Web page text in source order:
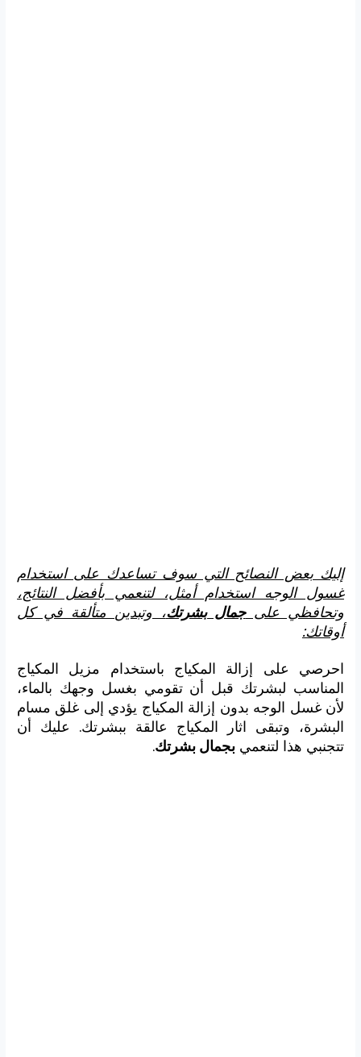
إليك بعض النصائح التي سوف تساعدك على استخدام
غسول الوجه استخدام أمثل، لتنعمي بأفضل النتائج،
وتحافظي علىجمال بشرتك، وتبدين متألقة في كل
أوقاتك:
احرصي على إزالة المكياج باستخدام مزيل المكياج
المناسب لبشرتك قبل أن تقومي بغسل وجهك بالماء،
لأن غسل الوجه بدون إزالة المكياج يؤدي إلى غلق مسام
البشرة، وتبقى اثار المكياج عالقة ببشرتك. عليك أن
تتجنبي هذا لتنعميبجمال بشرتك.